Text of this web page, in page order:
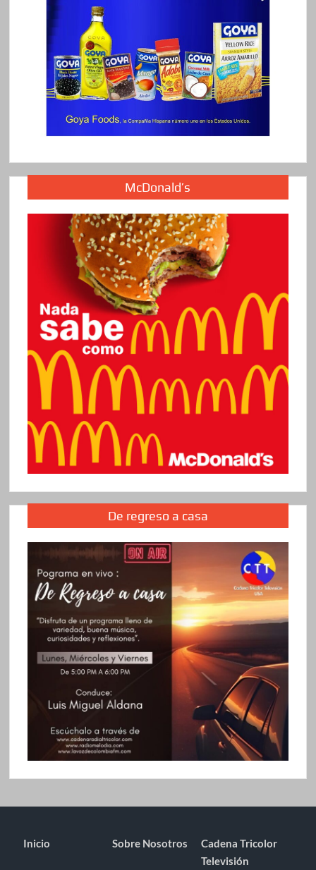
McDonald’s
De regreso a casa
Inicio Sobre Nosotros
Cadena Tricolor
Televisión